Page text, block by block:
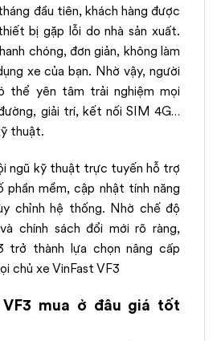
đầu tiên, khách hàng được
bị gặp lỗi do nhà sản xuất.
chóng, đơn giản, không làm
xe của bạn. Nhờ vậy, người
thể yên tâm trải nghiệm mọi
giải trí, kết nối SIM 4G…
thuật.
ngũ kỹ thuật trực tuyến hỗ trợ
mềm, cập nhật tính năng
chỉnh hệ thống. Nhờ chế độ
chính sách đổi mới rõ ràng,
trở thành lựa chọn nâng cấp
chủ xe VinFast VF3
mua ở đâu giá tốt